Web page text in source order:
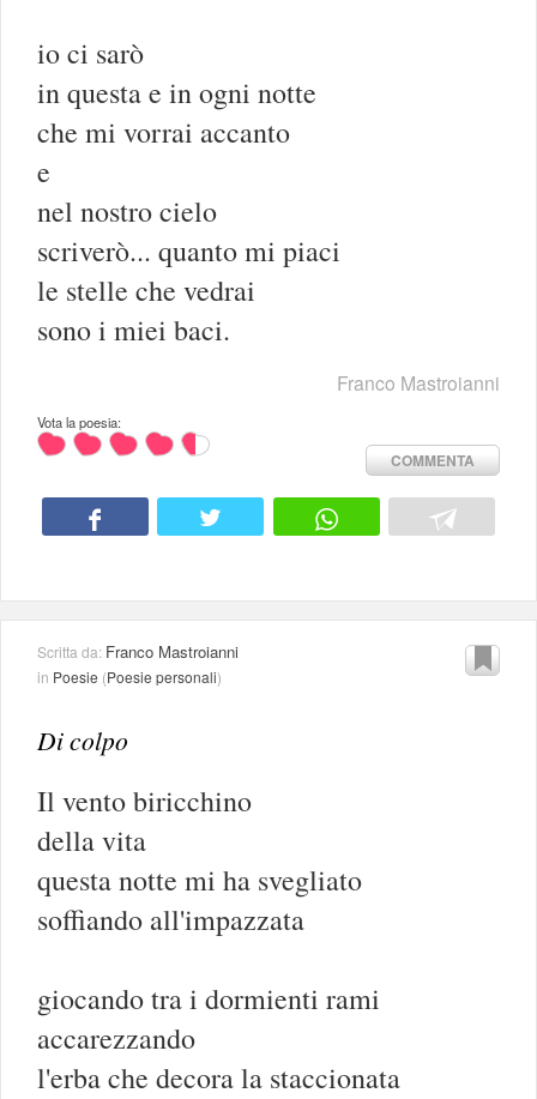
io ci sarò
in questa e in ogni notte
che mi vorrai accanto
e
nel nostro cielo
scriverò... quanto mi piaci
le stelle che vedrai
sono i miei baci.
Franco Mastroianni
Vota la poesia:
COMMENTA
Scritta da: Franco Mastroianni
in Poesie (Poesie personali)
Di colpo
Il vento biricchino
della vita
questa notte mi ha svegliato
soffiando all'impazzata
giocando tra i dormienti rami
accarezzando
l'erba che decora la staccionata